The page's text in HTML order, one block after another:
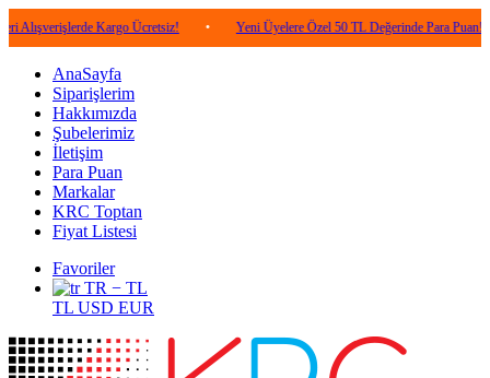
Kargo Ücretsiz! • Yeni Üyelere Özel 50 TL Değerinde Para Puan! •
AnaSayfa
Siparişlerim
Hakkımızda
Şubelerimiz
İletişim
Para Puan
Markalar
KRC Toptan
Fiyat Listesi
Favoriler
TR − TL
TL USD EUR